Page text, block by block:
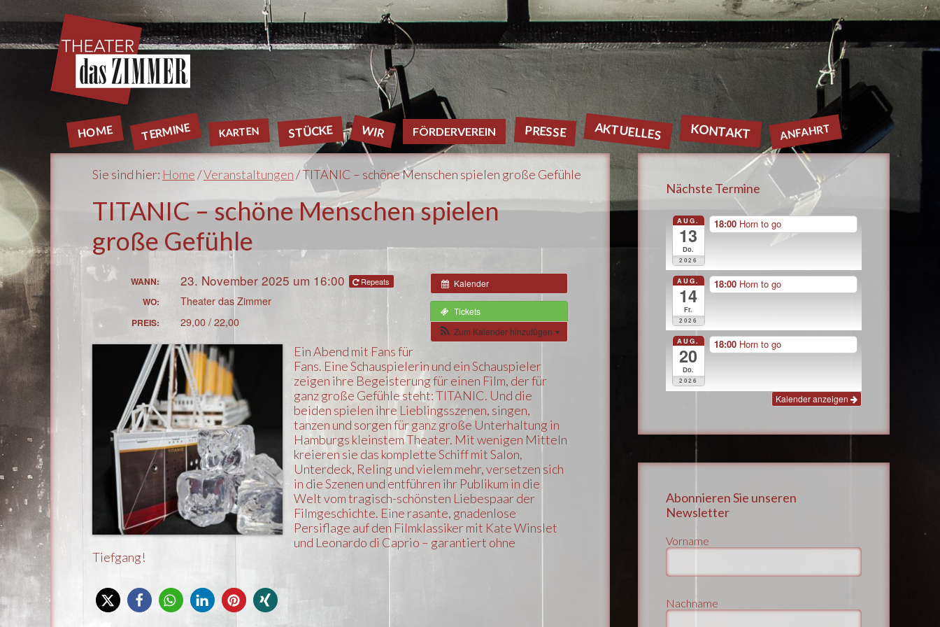
HOME TERMINE KARTEN STÜCKE WIR FÖRDERVEREIN PRESSE AKTUELLES KONTAKT ANFAHRT
Sie sind hier: Home/Veranstaltungen/ TITANIC – schöne Menschen spielen große Gefühle
TITANIC – schöne Menschen spielen
große Gefühle
Kalender
Tickets
Zum Kalender hinzufügen
WANN: 23. November 2025 um 16:00 Repeats
WO: Theater das Zimmer
PREIS: 29,00 / 22,00
Ein Abend mit Fans für
Fans. Eine Schauspielerin und ein Schauspieler
zeigen ihre Begeisterung für einen Film, der für
ganz große Gefühle steht: TITANIC. Und die
beiden spielen ihre Lieblingsszenen, singen,
tanzen und sorgen für ganz große Unterhaltung in
Hamburgs kleinstem Theater. Mit wenigen Mitteln
kreieren sie das komplette Schiff mit Salon,
Unterdeck, Reling und vielem mehr, versetzen sich
in die Szenen und entführen ihr Publikum in die
Welt vom tragisch-schönsten Liebespaar der
Filmgeschichte. Eine rasante, gnadenlose
Persiflage auf den Filmklassiker mit Kate Winslet
und Leonardo di Caprio – garantiert ohne
Tiefgang!
Nächste Termine
AUG.
13
Do.
2026
18:00 Horn to go
AUG.
14
Fr.
2026
18:00 Horn to go
AUG.
20
Do.
2026
18:00 Horn to go
Kalender anzeigen
Abonnieren Sie unseren
Newsletter
Vorname
Nachname